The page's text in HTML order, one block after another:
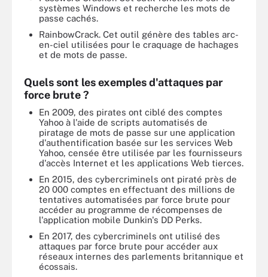
systèmes Windows et recherche les mots de
passe cachés.
RainbowCrack. Cet outil génère des tables arc-
en-ciel utilisées pour le craquage de hachages
et de mots de passe.
Quels sont les exemples d'attaques par
force brute ?
En 2009, des pirates ont ciblé des comptes
Yahoo à l'aide de scripts automatisés de
piratage de mots de passe sur une application
d'authentification basée sur les services Web
Yahoo, censée être utilisée par les fournisseurs
d'accès Internet et les applications Web tierces.
En 2015, des cybercriminels ont piraté près de
20 000 comptes en effectuant des millions de
tentatives automatisées par force brute pour
accéder au programme de récompenses de
l'application mobile Dunkin's DD Perks.
En 2017, des cybercriminels ont utilisé des
attaques par force brute pour accéder aux
réseaux internes des parlements britannique et
écossais.